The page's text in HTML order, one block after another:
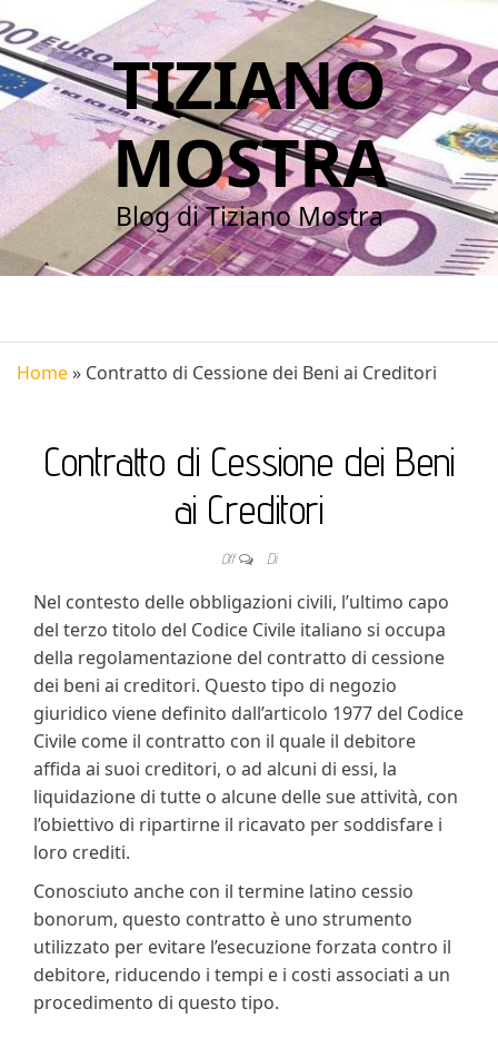
TIZIANO
MOSTRA
Blog di Tiziano Mostra
Home» Contratto di Cessione dei Beni ai Creditori
Contratto di Cessione dei Beni
ai Creditori
Off Di
Nel contesto delle obbligazioni civili, l’ultimo capo
del terzo titolo del Codice Civile italiano si occupa
della regolamentazione del contratto di cessione
dei beni ai creditori. Questo tipo di negozio
giuridico viene definito dall’articolo 1977 del Codice
Civile come il contratto con il quale il debitore
affida ai suoi creditori, o ad alcuni di essi, la
liquidazione di tutte o alcune delle sue attività, con
l’obiettivo di ripartirne il ricavato per soddisfare i
loro crediti.
Conosciuto anche con il termine latino cessio
bonorum, questo contratto è uno strumento
utilizzato per evitare l’esecuzione forzata contro il
debitore, riducendo i tempi e i costi associati a un
procedimento di questo tipo.